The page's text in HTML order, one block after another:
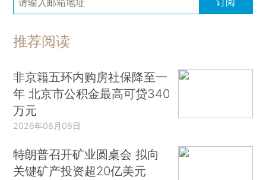
推荐阅读
非京籍五环内购房社保降至一
年 北京市公积金最高可贷340
万元
2026年08月08日
特朗普召开矿业圆桌会 拟向
关键矿产投资超20亿美元